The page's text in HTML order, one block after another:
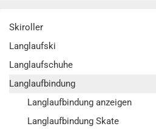
Skiroller
Langlaufski
Langlaufschuhe
Langlaufbindung
Langlaufbindung anzeigen
Langlaufbindung Skate